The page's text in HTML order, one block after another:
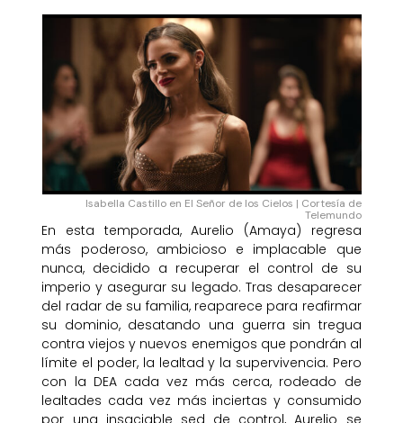
Isabella Castillo en El Señor de los Cielos | Cortesía de
Telemundo
En esta temporada, Aurelio (Amaya) regresa
más poderoso, ambicioso e implacable que
nunca, decidido a recuperar el control de su
imperio y asegurar su legado. Tras desaparecer
del radar de su familia, reaparece para reafirmar
su dominio, desatando una guerra sin tregua
contra viejos y nuevos enemigos que pondrán al
límite el poder, la lealtad y la supervivencia. Pero
con la DEA cada vez más cerca, rodeado de
lealtades cada vez más inciertas y consumido
por una insaciable sed de control, Aurelio se